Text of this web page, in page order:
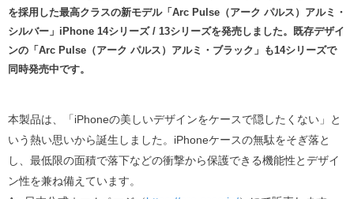
を採用した最高クラスの新モデル「Arc Pulse（アーク パルス）アルミ・
シルバー」iPhone 14シリーズ / 13シリーズを発売しました。既存デザイ
ンの「Arc Pulse（アーク パルス）アルミ・ブラック」も14シリーズで
同時発売中です。
本製品は、「iPhoneの美しいデザインをケースで隠したくない」と
いう熱い思いから誕生しました。iPhoneケースの無駄をそぎ落と
し、最低限の面積で落下などの衝撃から保護できる機能性とデザイ
ン性を兼ね備えています。